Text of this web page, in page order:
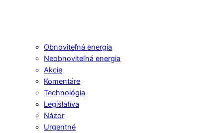
Obnoviteľná energia
Neobnoviteľná energia
Akcie
Komentáre
Technológia
Legislatíva
Názor
Urgentné